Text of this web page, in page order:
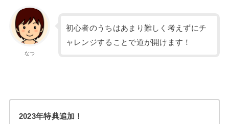
なつ
初心者のうちはあまり難しく考えずにチ
ャレンジすることで道が開けます！
2023年特典追加！